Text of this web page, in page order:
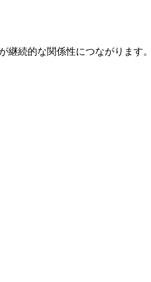
続的な関係性につながります。